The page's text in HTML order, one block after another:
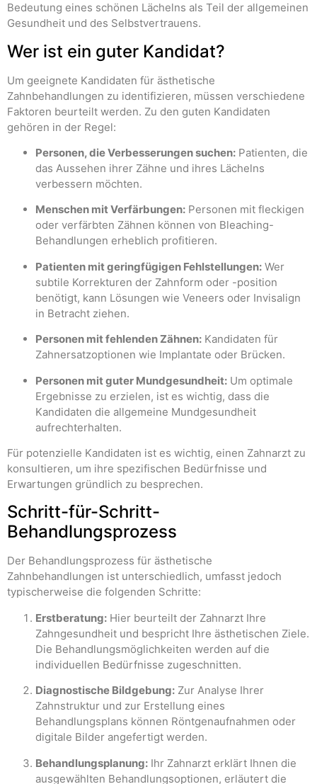
Bedeutung eines schönen Lächelns als Teil der allgemeinen
Gesundheit und des Selbstvertrauens.
Wer ist ein guter Kandidat?
Um geeignete Kandidaten für ästhetische
Zahnbehandlungen zu identifizieren, müssen verschiedene
Faktoren beurteilt werden. Zu den guten Kandidaten
gehören in der Regel:
Personen, die Verbesserungen suchen: Patienten, die
das Aussehen ihrer Zähne und ihres Lächelns
verbessern möchten.
Menschen mit Verfärbungen: Personen mit fleckigen
oder verfärbten Zähnen können von Bleaching-
Behandlungen erheblich profitieren.
Patienten mit geringfügigen Fehlstellungen: Wer
subtile Korrekturen der Zahnform oder -position
benötigt, kann Lösungen wie Veneers oder Invisalign
in Betracht ziehen.
Personen mit fehlenden Zähnen: Kandidaten für
Zahnersatzoptionen wie Implantate oder Brücken.
Personen mit guter Mundgesundheit: Um optimale
Ergebnisse zu erzielen, ist es wichtig, dass die
Kandidaten die allgemeine Mundgesundheit
aufrechterhalten.
Für potenzielle Kandidaten ist es wichtig, einen Zahnarzt zu
konsultieren, um ihre spezifischen Bedürfnisse und
Erwartungen gründlich zu besprechen.
Schritt-für-Schritt-
Behandlungsprozess
Der Behandlungsprozess für ästhetische
Zahnbehandlungen ist unterschiedlich, umfasst jedoch
typischerweise die folgenden Schritte:
Erstberatung: Hier beurteilt der Zahnarzt Ihre
Zahngesundheit und bespricht Ihre ästhetischen Ziele.
Die Behandlungsmöglichkeiten werden auf die
individuellen Bedürfnisse zugeschnitten.
Diagnostische Bildgebung: Zur Analyse Ihrer
Zahnstruktur und zur Erstellung eines
Behandlungsplans können Röntgenaufnahmen oder
digitale Bilder angefertigt werden.
Behandlungsplanung: Ihr Zahnarzt erklärt Ihnen die
ausgewählten Behandlungsoptionen, erläutert die